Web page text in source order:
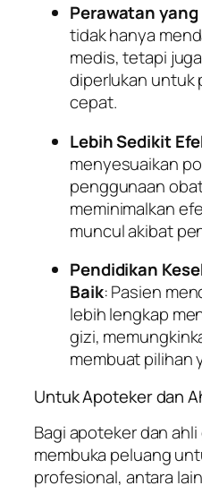
Perawatan
tidak hanya
medis, tetapi
diperlukan untuk
cepat.
Lebih Sedikit
menyesuaikan
penggunaan
meminimalkan
muncul akibat
Pendidikan
Baik: Pasien
lebih lengkap
gizi,
membuat pilihan
Untuk Apoteker dan
Bagi apoteker dan
membuka peluang
profesional, antara